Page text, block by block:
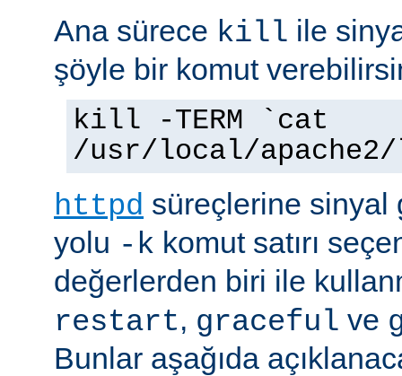
Ana sürece kill ile
şöyle bir komut
kill -TERM `cat
/usr/local/
httpd süreçlerine sinyal
yolu -k komut satırı
değerlerden biri ile
restart, graceful ve
Bunlar aşağıda